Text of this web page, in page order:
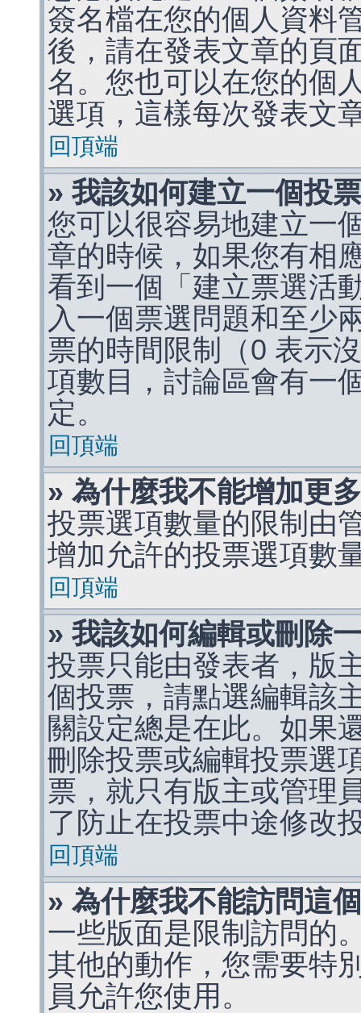
簽名檔在您的個人資料
後，請在發表文章的頁
名。您也可以在您的個
選項，這樣每次發表文
回頂端
» 我該如何建立一個投
您可以很容易地建立一
章的時候，如果您有相
看到一個「建立票選活
入一個票選問題和至少
票的時間限制（0 表示
項數目，討論區會有一
定。
回頂端
» 為什麼我不能增加更
投票選項數量的限制由
增加允許的投票選項數
回頂端
» 我該如何編輯或刪除
投票只能由發表者，版
個投票，請點選編輯該
關設定總是在此。如果
刪除投票或編輯投票選
票，就只有版主或管理
了防止在投票中途修改
回頂端
» 為什麼我不能訪問這
一些版面是限制訪問的
其他的動作，您需要特
員允許您使用。